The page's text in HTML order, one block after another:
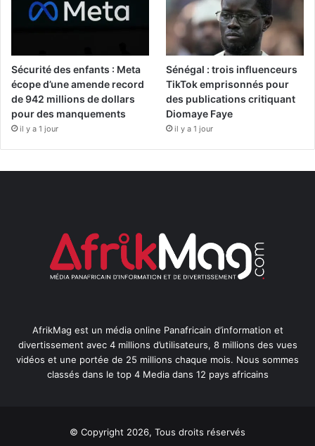
Sécurité des enfants : Meta
écope d’une amende record
de 942 millions de dollars
pour des manquements
il y a 1 jour
Sénégal : trois influenceurs
TikTok emprisonnés pour
des publications critiquant
Diomaye Faye
il y a 1 jour
AfrikMag est un média online Panafricain d’information et
divertissement avec 4 millions d’utilisateurs, 8 millions des vues
vidéos et une portée de 25 millions chaque mois. Nous sommes
classés dans le top 4 Media dans 12 pays africains
© Copyright 2026, Tous droits réservés